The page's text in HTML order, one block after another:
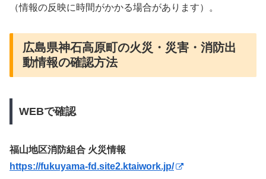
（情報の反映に時間がかかる場合があります）。
広島県神石高原町の火災・災害・消防出
動情報の確認方法
WEBで確認
福山地区消防組合 火災情報
https://fukuyama-fd.site2.ktaiwork.jp/